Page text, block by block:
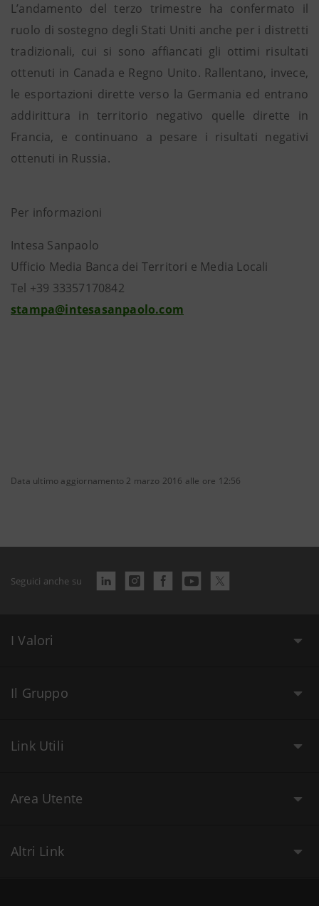
L’andamento del terzo trimestre ha confermato il
ruolo di sostegno degli Stati Uniti anche per i distretti
tradizionali, cui si sono affiancati gli ottimi risultati
ottenuti in Canada e Regno Unito. Rallentano, invece,
le esportazioni dirette verso la Germania ed entrano
addirittura in territorio negativo quelle dirette in
Francia, e continuano a pesare i risultati negativi
ottenuti in Russia.
Per informazioni
Intesa Sanpaolo
Ufficio Media Banca dei Territori e Media Locali
Tel +39 33357170842
stampa@intesasanpaolo.com
Data ultimo aggiornamento 2 marzo 2016 alle ore 12:56
Seguici anche su
I Valori
Il Gruppo
Link Utili
Area Utente
Altri Link